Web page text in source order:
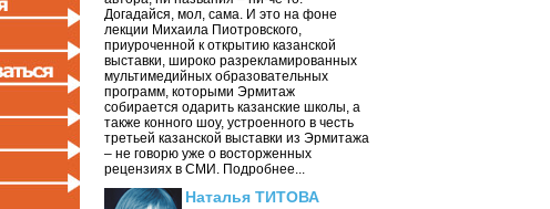
Догадайся, мол, сама. И это на фоне
лекции Михаила Пиотровского,
приуроченной к открытию казанской
выставки, широко разрекламированных
мультимедийных образовательных
программ, которыми Эрмитаж
собирается одарить казанские школы, а
также конного шоу, устроенного в честь
третьей казанской выставки из Эрмитажа
– не говорю уже о восторженных
рецензиях в СМИ. Подробнее...
Наталья ТИТОВА